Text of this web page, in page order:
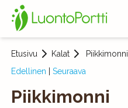
Etusivu Kalat
Piikkimonni
Edellinen
Seuraava
Piikkimonni